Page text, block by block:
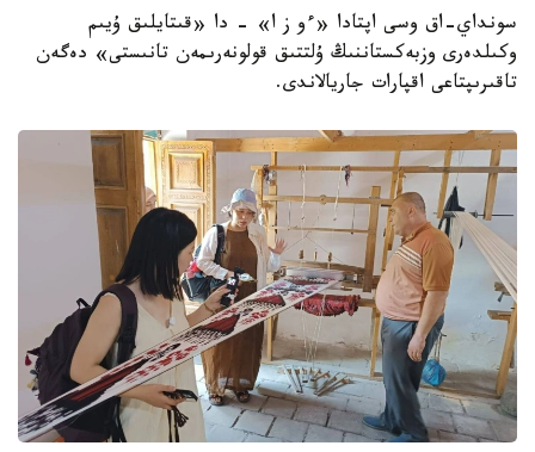
سونداي-اق وسى اپتادا «ءو ز ا» - دا «قىتايلىق ۇيىم
وكىلدەرى وزبەكستاننىڭ ۇلتتىق قولونەرىمەن تانىستى» دەگەن
تاقىرىپتاعى اقپارات جاريالاندى.